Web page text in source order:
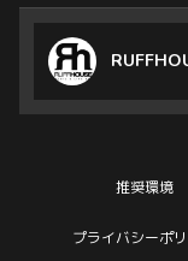
推奨環境
プライバシーポ